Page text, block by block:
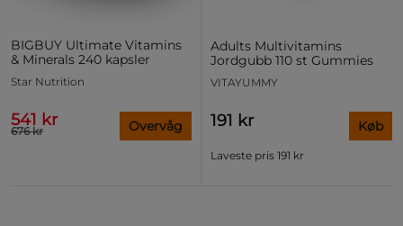
BIGBUY Ultimate Vitamins
& Minerals 240 kapsler
Star Nutrition
541 kr
676 kr Overvåg
Adults Multivitamins
Jordgubb 110 st Gummies
VITAYUMMY
191 kr
Laveste pris 191 kr
Køb